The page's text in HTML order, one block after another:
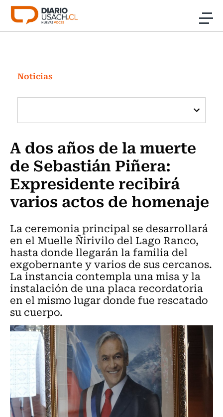
Click acá para ir directamente al contenido
Investigación
Cultura
Programas Radio y TV Usach
Noticias
A dos años de la muerte
de Sebastián Piñera:
Expresidente recibirá
varios actos de homenaje
La ceremonia principal se desarrollará
en el Muelle Ñirivilo del Lago Ranco,
hasta donde llegarán la familia del
exgobernante y varios de sus cercanos.
La instancia contempla una misa y la
instalación de una placa recordatoria
en el mismo lugar donde fue rescatado
su cuerpo.